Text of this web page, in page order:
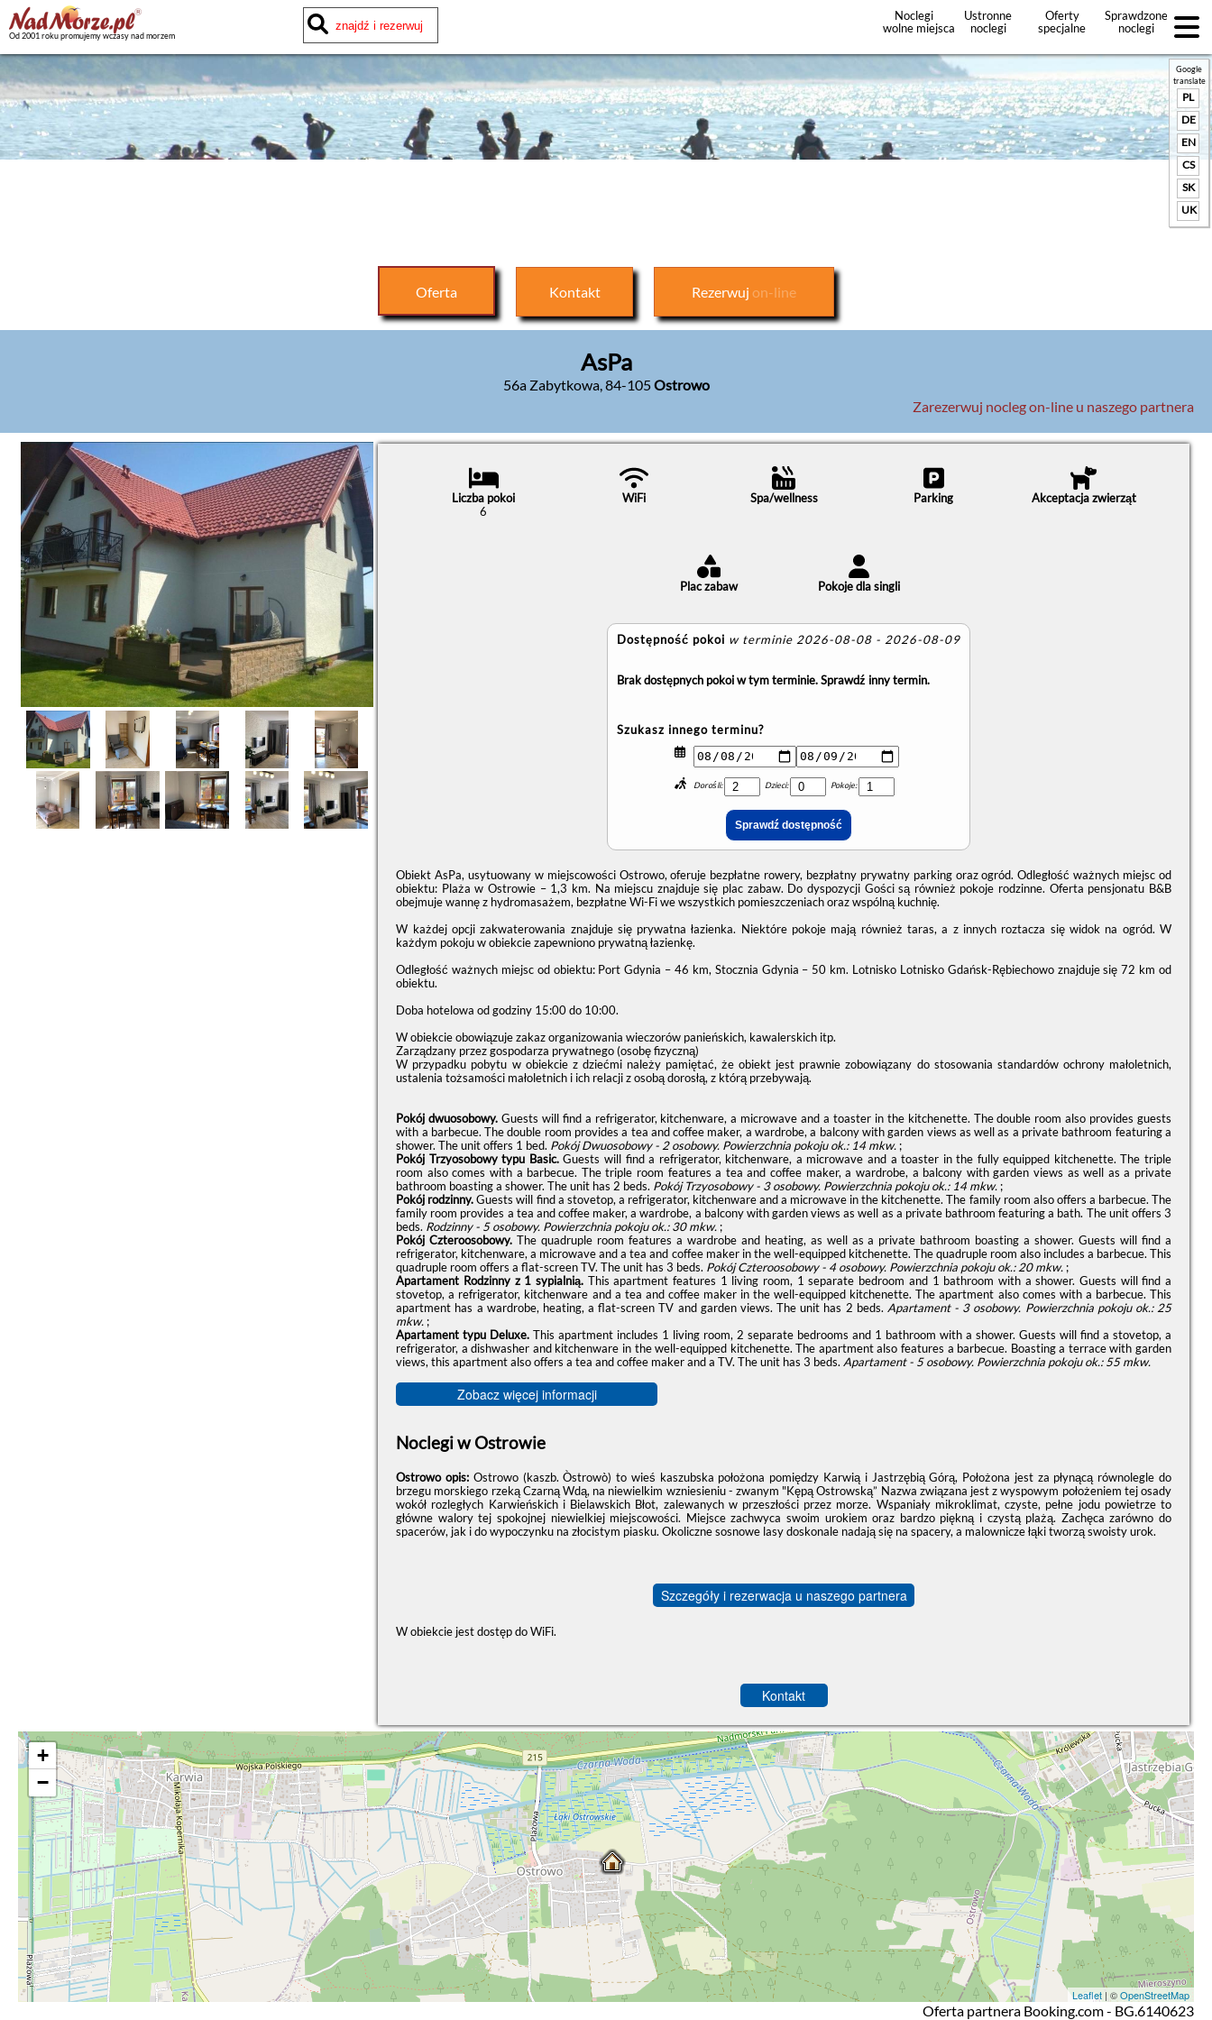
Od 2001 roku promujemy wczasy nad morzem
Noclegi
wolne miejsca
Ustronne
noclegi
Oferty
specjalne
Sprawdzone
noclegi
+Dodaj
Google
translate
PL
DE
EN
CS
SK
UK
Oferta Kontakt Rezerwuj on-line
AsPa
56a Zabytkowa,84-105Ostrowo
Zarezerwuj nocleg on-line u naszego partnera
Liczba pokoi
6
WiFi Spa/wellness Parking Akceptacja zwierząt
Plac zabaw Pokoje dla singli
Dostępność pokoi w terminie 2026-08-08 - 2026-08-09
Brak dostępnych pokoi w tym terminie. Sprawdź inny termin.
Szukasz innego terminu?
Dorośli: Dzieci: Pokoje:
Obiekt AsPa, usytuowany w miejscowości Ostrowo, oferuje bezpłatne rowery, bezpłatny prywatny parking oraz ogród. Odległość ważnych miejsc od
obiektu: Plaża w Ostrowie – 1,3 km. Na miejscu znajduje się plac zabaw. Do dyspozycji Gości są również pokoje rodzinne. Oferta pensjonatu B&B
obejmuje wannę z hydromasażem, bezpłatne Wi-Fi we wszystkich pomieszczeniach oraz wspólną kuchnię.
W każdej opcji zakwaterowania znajduje się prywatna łazienka. Niektóre pokoje mają również taras, a z innych roztacza się widok na ogród. W
każdym pokoju w obiekcie zapewniono prywatną łazienkę.
Odległość ważnych miejsc od obiektu: Port Gdynia – 46 km, Stocznia Gdynia – 50 km. Lotnisko Lotnisko Gdańsk-Rębiechowo znajduje się 72 km od
obiektu.
Doba hotelowa od godziny 15:00do 10:00.
W obiekcie obowiązuje zakaz organizowania wieczorów panieńskich, kawalerskich itp.
Zarządzany przez gospodarza prywatnego (osobę fizyczną)
W przypadku pobytu w obiekcie z dziećmi należy pamiętać, że obiekt jest prawnie zobowiązany do stosowania standardów ochrony małoletnich,
ustalenia tożsamości małoletnich i ich relacji z osobą dorosłą, z którą przebywają.
Pokój dwuosobowy. Guests will find a refrigerator, kitchenware, a microwave and a toaster in the kitchenette. The double room also provides guests
with a barbecue. The double room provides a tea and coffee maker, a wardrobe, a balcony with garden views as well as a private bathroom featuring a
shower. The unit offers 1 bed. Pokój Dwuosobowy - 2 osobowy. Powierzchnia pokoju ok.: 14 mkw. ;
Pokój Trzyosobowy typu Basic.Guests will find a refrigerator, kitchenware, a microwave and a toaster in the fully equipped kitchenette. The triple
room also comes with a barbecue. The triple room features a tea and coffee maker, a wardrobe, a balcony with garden views as well as a private
bathroom boasting a shower. The unit has 2 beds. Pokój Trzyosobowy - 3 osobowy. Powierzchnia pokoju ok.: 14 mkw. ;
Pokój rodzinny.Guests will find a stovetop, a refrigerator, kitchenware and a microwave in the kitchenette. The family room also offers a barbecue. The
family room provides a tea and coffee maker, a wardrobe, a balcony with garden views as well as a private bathroom featuring a bath. The unit offers 3
beds. Rodzinny - 5 osobowy. Powierzchnia pokoju ok.: 30 mkw. ;
Pokój Czteroosobowy. The quadruple room features a wardrobe and heating, as well as a private bathroom boasting a shower. Guests will find a
refrigerator, kitchenware, a microwave and a tea and coffee maker in the well-equipped kitchenette. The quadruple room also includes a barbecue. This
quadruple room offers a flat-screen TV. The unit has 3 beds. Pokój Czteroosobowy - 4 osobowy. Powierzchnia pokoju ok.: 20 mkw. ;
Apartament Rodzinny z 1 sypialnią.This apartment features 1 living room, 1 separate bedroom and 1 bathroom with a shower. Guests will find a
stovetop, a refrigerator, kitchenware and a tea and coffee maker in the well-equipped kitchenette. The apartment also comes with a barbecue. This
apartment has a wardrobe, heating, a flat-screen TV and garden views. The unit has 2 beds. Apartament - 3 osobowy. Powierzchnia pokoju ok.: 25
mkw. ;
Apartament typu Deluxe. This apartment includes 1 living room, 2 separate bedrooms and 1 bathroom with a shower. Guests will find a stovetop, a
refrigerator, a dishwasher and kitchenware in the well-equipped kitchenette. The apartment also features a barbecue. Boasting a terrace with garden
views, this apartment also offers a tea and coffee maker and a TV. The unit has 3 beds. Apartament - 5 osobowy. Powierzchnia pokoju ok.: 55 mkw.
Zobacz więcej informacji
Noclegi w Ostrowie
Ostrowo opis: Ostrowo (kaszb. Òstrowò) to wieś kaszubska położona pomiędzy Karwią i Jastrzębią Górą, Położona jest za płynącą równolegle do
brzegu morskiego rzeką Czarną Wdą, na niewielkim wzniesieniu - zwanym "Kępą Ostrowską” Nazwa związana jest z wyspowym położeniem tej osady
wokół rozległych Karwieńskich i Bielawskich Błot, zalewanych w przeszłości przez morze. Wspaniały mikroklimat, czyste, pełne jodu powietrze to
główne walory tej spokojnej niewielkiej miejscowości. Miejsce zachwyca swoim urokiem oraz bardzo piękną i czystą plażą. Zachęca zarówno do
spacerów, jak i do wypoczynku na złocistym piasku. Okoliczne sosnowe lasy doskonale nadają się na spacery, a malownicze łąki tworzą swoisty urok.
Szczegóły i rezerwacja u naszego partnera
W obiekcie jest dostęp do WiFi.
Kontakt
+
−
Leaflet | ©OpenStreetMap
Oferta partnera Booking.com - BG.6140623